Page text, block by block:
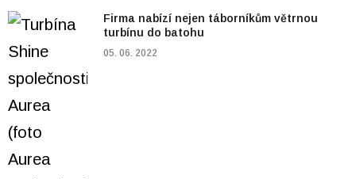
Firma nabízí nejen táborníkům větrnou
turbínu do batohu
05. 06. 2022